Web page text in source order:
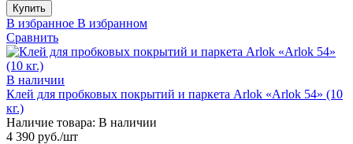
Купить
В избранное В избранном
Сравнить
В наличии
Клей для пробковых покрытий и паркета Arlok «Arlok 54» (10
кг.)
Наличие товара: В наличии
4 390 руб./шт